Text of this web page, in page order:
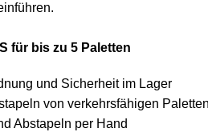
führen.
für bis zu 5 Paletten
und Sicherheit im Lager
von verkehrsfähigen Paletten
Abstapeln per Hand